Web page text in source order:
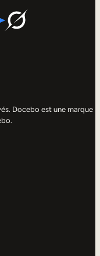
Docebo est une marque